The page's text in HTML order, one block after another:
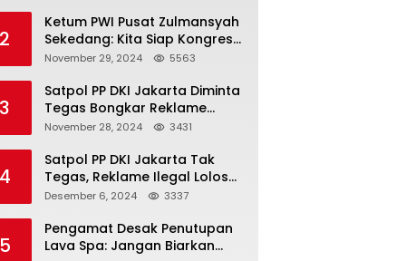
2
Ketum PWI Pusat Zulmansyah
Sekedang: Kita Siap Kongres
PWI Sebelum 15 Desember
November 29, 2024 5563
3
Satpol PP DKI Jakarta Diminta
Tegas Bongkar Reklame
Ilegal
November 28, 2024 3431
4
Satpol PP DKI Jakarta Tak
Tegas, Reklame Ilegal Lolos
Penindakan
Desember 6, 2024 3337
5
Pengamat Desak Penutupan
Lava Spa: Jangan Biarkan